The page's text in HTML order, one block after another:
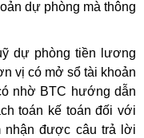
dự phòng mà thông
dự phòng tiền lương
vị có mở sổ tài khoản
nhờ BTC hướng dẫn
toán kế toán đối với
nhận được câu trả lời